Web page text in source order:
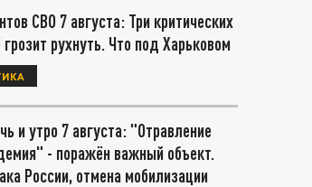
СВО 7 августа: Три критических
рухнуть. Что под Харьковом
и утро 7 августа: "Отравление
- поражён важный объект.
России, отмена мобилизации